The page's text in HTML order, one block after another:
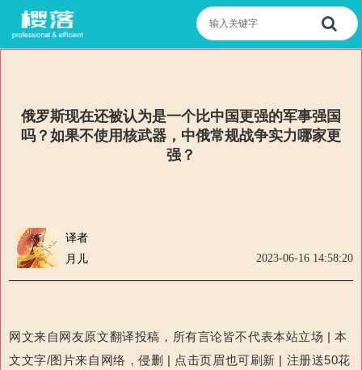
俄罗斯现在还被认为是一个比中国更强的军事强国
吗？如果不使用核武器，中俄常规战争实力哪家更
强？
译者
月儿
2023-06-16 14:58:20
网文来自网友原文翻译投稿，所有言论皆不代表本站立场 | 本
文文字/图片来自网络，侵删 | 点击页眉也可刷新 | 注册送50花